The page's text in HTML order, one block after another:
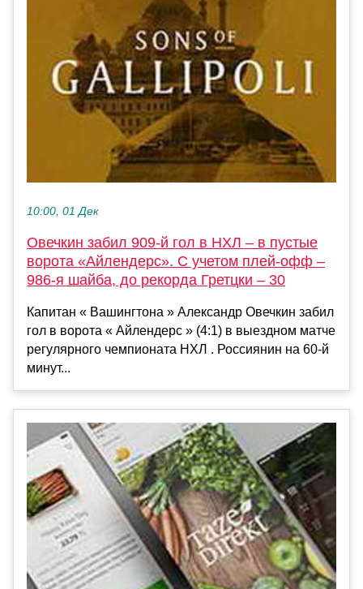
10:00, 01 Дек
Овечкин забил 909-й гол в НХЛ – в пустые
ворота «Айлендерс». С учетом плей-офф –
986-я шайба, до рекорда Гретцки – 30
Капитан « Вашингтона » Александр Овечкин забил
гол в ворота « Айлендерс » (4:1) в выездном матче
регулярного чемпионата НХЛ . Россиянин на 60-й
минут...